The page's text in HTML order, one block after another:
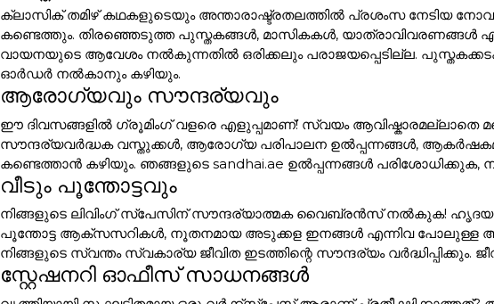
ക്ലാസിക് തമിഴ് കഥകളുടെയും അന്താരാഷ്ട്രതലത്തിൽ പ്രശംസ നേടിയ
കണ്ടെത്തും. തിരഞ്ഞെടുത്ത പുസ്തകങ്ങൾ, മാസികകൾ, യാത്രാവിവരണങ്ങൾ
വായനയുടെ ആവേശം നൽകുന്നതിൽ ഒരിക്കലും പരാജയപ്പെടില്ല.
ഓർഡർ നൽകാനും കഴിയും.
ആരോഗ്യവും സൗന്ദര്യവും
ഈ ദിവസങ്ങളിൽ ഗ്രൂമിംഗ് വളരെ എളുപ്പമാണ്! സ്വയം ആവിഷ്കാരമല്ലാതെ
സൗന്ദര്യവർദ്ധക വസ്തുക്കൾ, ആരോഗ്യ പരിപാലന ഉൽപ്പന്നങ്ങൾ,
കണ്ടെത്താൻ കഴിയും. ഞങ്ങളുടെ sandhai.ae ഉൽപ്പന്നങ്ങൾ
വീടും പൂന്തോട്ടവും
നിങ്ങളുടെ ലിവിംഗ് സ്പേസിന് സൗന്ദര്യാത്മക വൈബ്രൻസ് നൽകുക! ഹൃദയം
പൂന്തോട്ട ആക്സസറികൾ, നൂതനമായ അടുക്കള ഇനങ്ങൾ എന്നിവ പോലുള്ള
നിങ്ങളുടെ സ്വന്തം സ്വകാര്യ ജീവിത ഇടത്തിന്റെ സൗന്ദര്യം
സ്റ്റേഷനറി ഓഫീസ് സാധനങ്ങൾ